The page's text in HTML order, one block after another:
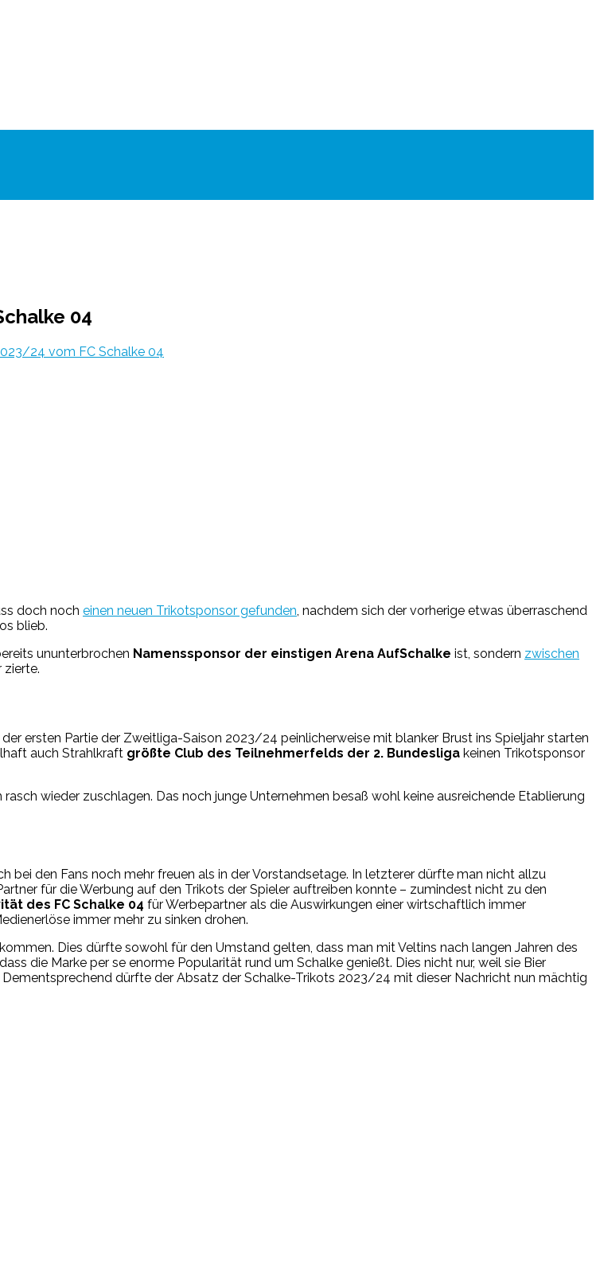
04
24 vom FC Schalke 04
doch noch einen neuen Trikotsponsor gefunden , nachdem sich der vorherige etwas überraschend
blieb.
ununterbrochen Namenssponsor der einstigen Arena AufSchalke ist, sondern zwischen
zierte.
ersten Partie der Zweitliga-Saison 2023/24 peinlicherweise mit blanker Brust ins Spieljahr starten
auch Strahlkraft größte Club des Teilnehmerfelds der 2. Bundesliga keinen Trikotsponsor
wieder zuschlagen. Das noch junge Unternehmen besaß wohl keine ausreichende Etablierung
bei den Fans noch mehr freuen als in der Vorstandsetage. In letzterer dürfte man nicht allzu
für die Werbung auf den Trikots der Spieler auftreiben konnte – zumindest nicht zu den
des FC Schalke 04 für Werbepartner als die Auswirkungen einer wirtschaftlich immer
immer mehr zu sinken drohen.
Dies dürfte sowohl für den Umstand gelten, dass man mit Veltins nach langen Jahren des
die Marke per se enorme Popularität rund um Schalke genießt. Dies nicht nur, weil sie Bier
dürfte der Absatz der Schalke-Trikots 2023/24 mit dieser Nachricht nun mächtig